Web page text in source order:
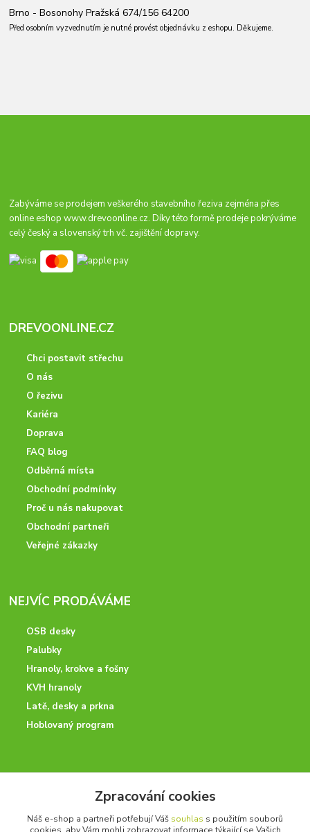
Brno - Bosonohy Pražská 674/156 64200
Před osobním vyzvednutím je nutné provést objednávku z eshopu. Děkujeme.
Zabýváme se prodejem veškerého stavebního řeziva zejména přes
online eshopwww.drevoonline.cz. Díky této formě prodeje pokrýváme
celý český a slovenský trh vč. zajištění dopravy.
DREVOONLINE.CZ
Chci postavit střechu
O nás
O řezivu
Kariéra
Doprava
FAQ blog
Odběrná místa
Obchodní podmínky
Proč u nás nakupovat
Obchodní partneři
Veřejné zákazky
NEJVÍC PRODÁVÁME
OSB desky
Palubky
Hranoly, krokve a fošny
KVH hranoly
Latě, desky a prkna
Hoblovaný program
Potřebujete poradit? Neváhejte nás kontaktovat.
+420 728 600 625
Zpracování cookies
Náš e-shop a partneři potřebují Váš souhlas s použitím souborů